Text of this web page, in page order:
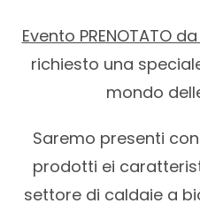
Evento PRENOTATO
richiesto una
mondo
Saremo presenti
prodotti ei
settore di caldaie a